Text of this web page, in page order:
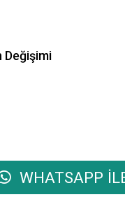
Değişimi
WHATSAPP